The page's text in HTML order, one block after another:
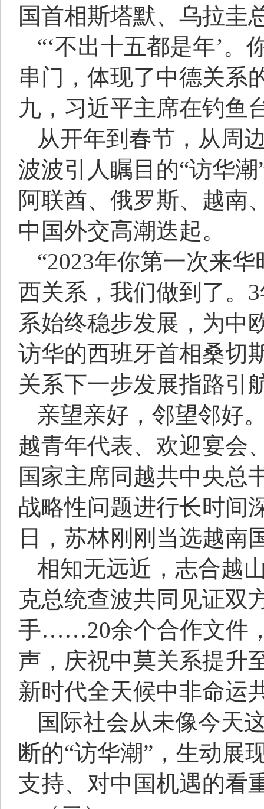
国首相斯塔默、乌拉
“‘不出十五都是年’
串门，体现了中德关系
九，习近平主席在钓鱼
从开年到春节，从周
波波引人瞩目的“访华
阿联酋、俄罗斯、越
中国外交高潮迭起。
“2023年你第一次来
西关系，我们做到了。
系始终稳步发展，为中
访华的西班牙首相桑切
关系下一步发展指路引
亲望亲好，邻望邻好
越青年代表、欢迎宴
国家主席同越共中央总
战略性问题进行长时间
日，苏林刚刚当选越南
相知无远近，志合越
克总统查波共同见证双
手……20余个合作文件
声，庆祝中莫关系提升
新时代全天候中非命运
国际社会从未像今天
断的“访华潮”，生动展
支持、对中国机遇的看